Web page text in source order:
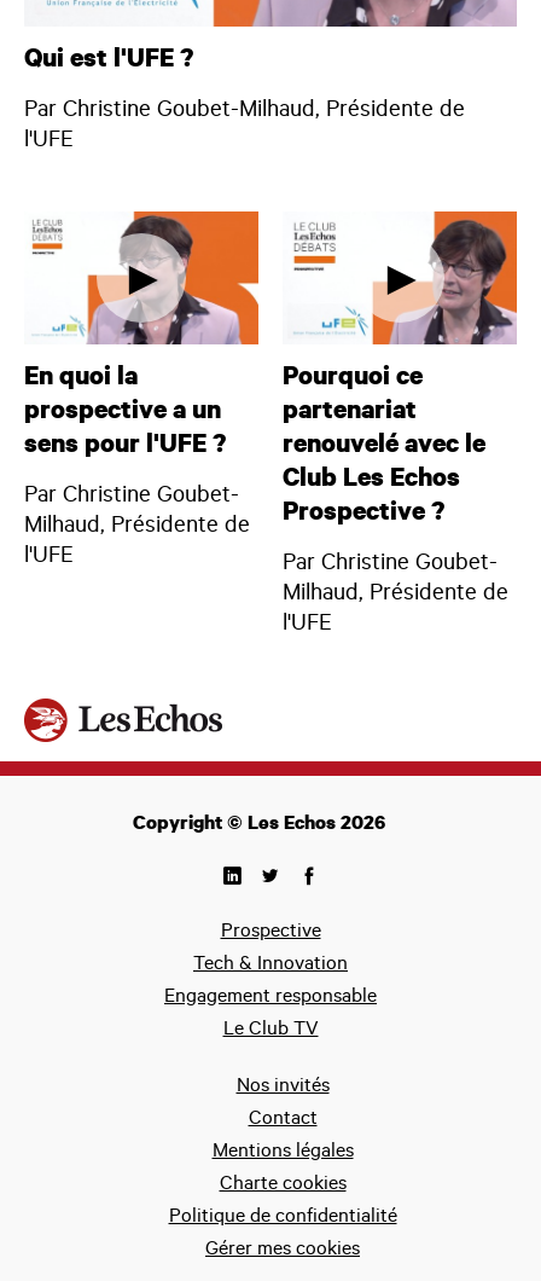
Qui est l'UFE ?
Par Christine Goubet-Milhaud, Présidente de
l'UFE
En quoi la
prospective a un
sens pour l'UFE ?
Par Christine Goubet-
Milhaud, Présidente de
l'UFE
Pourquoi ce
partenariat
renouvelé avec le
Club Les Echos
Prospective ?
Par Christine Goubet-
Milhaud, Présidente de
l'UFE
Copyright © Les Echos 2026
Prospective
Tech & Innovation
Engagement responsable
Le Club TV
Nos invités
Contact
Mentions légales
Charte cookies
Politique de confidentialité
Gérer mes cookies